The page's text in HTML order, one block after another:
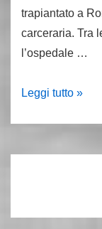
trapiantato a
carceraria. Tra
l’ospedale …
2
il
Leggi tutto »